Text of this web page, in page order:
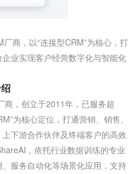
商，以“连接型CRM”为核心，打
业实现客户经营数字化与智能化
，创立于2011年，已服务超
为核心定位，打通营销、销售、
下游合作伙伴及终端客户的高效
，依托行业数据训练的专业
服务自动化等场景化应用，支持